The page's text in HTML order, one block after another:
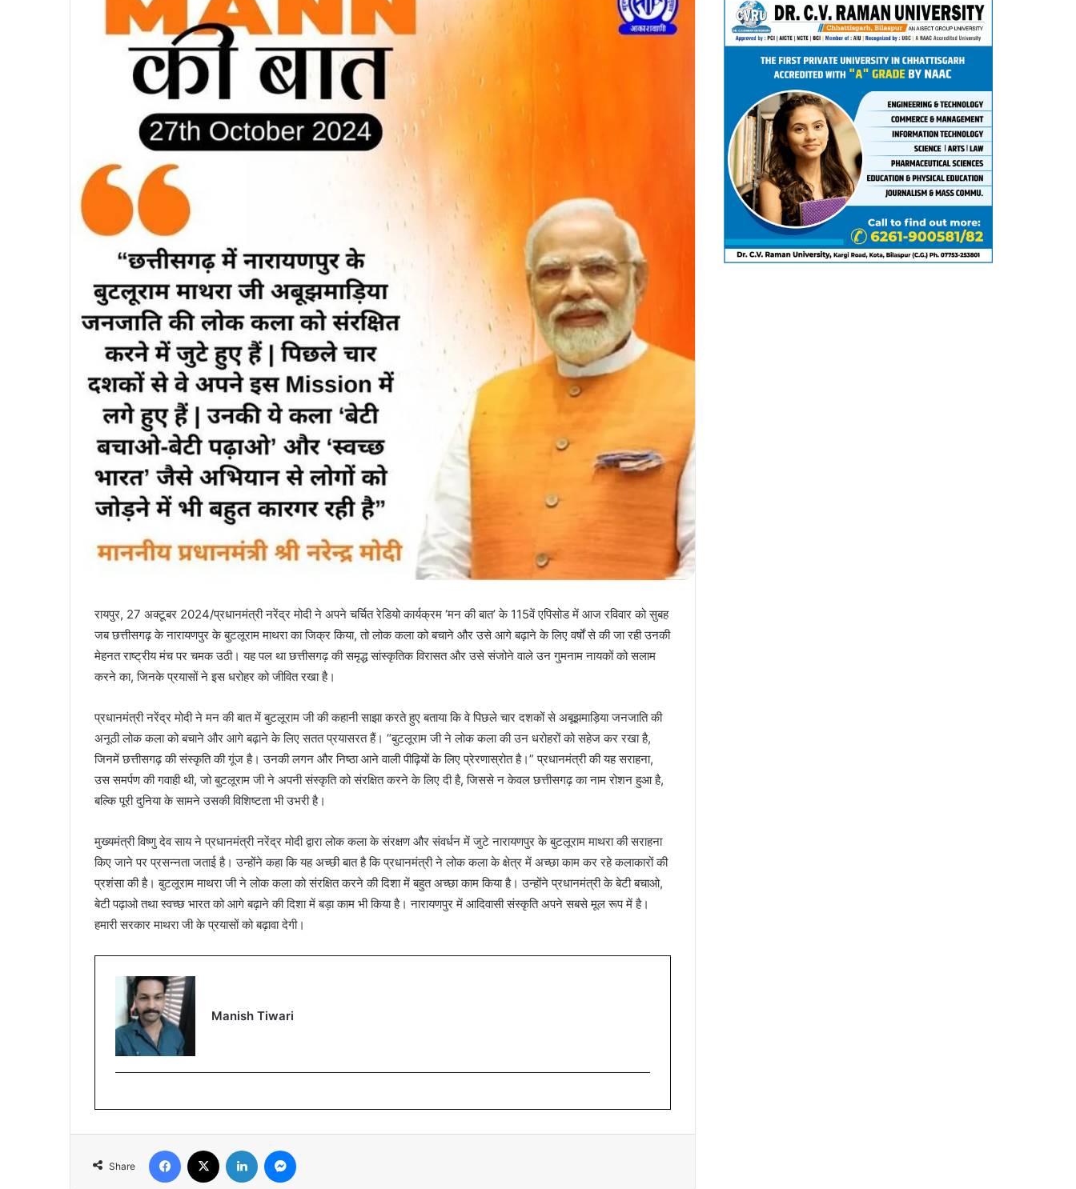
रायपुर, 27 अक्टूबर 2024/प्रधानमंत्री नरेंद्र मोदी ने अपने चर्चित रेडियो कार्यक्रम ‘मन की बात’ के 115वें एपिसोड में आज रविवार को सुबह
जब छत्तीसगढ़ के नारायणपुर के बुटलूराम माथरा का जिक्र किया, तो लोक कला को बचाने और उसे आगे बढ़ाने के लिए वर्षों से की जा रही उनकी
मेहनत राष्ट्रीय मंच पर चमक उठी। यह पल था छत्तीसगढ़ की समृद्ध सांस्कृतिक विरासत और उसे संजोने वाले उन गुमनाम नायकों को सलाम
करने का, जिनके प्रयासों ने इस धरोहर को जीवित रखा है।
प्रधानमंत्री नरेंद्र मोदी ने मन की बात में बुटलूराम जी की कहानी साझा करते हुए बताया कि वे पिछले चार दशकों से अबूझमाड़िया जनजाति की
अनूठी लोक कला को बचाने और आगे बढ़ाने के लिए सतत प्रयासरत हैं। “बुटलूराम जी ने लोक कला की उन धरोहरों को सहेज कर रखा है,
जिनमें छत्तीसगढ़ की संस्कृति की गूंज है। उनकी लगन और निष्ठा आने वाली पीढ़ियों के लिए प्रेरणास्रोत है।” प्रधानमंत्री की यह सराहना,
उस समर्पण की गवाही थी, जो बुटलूराम जी ने अपनी संस्कृति को संरक्षित करने के लिए दी है, जिससे न केवल छत्तीसगढ़ का नाम रोशन हुआ है,
बल्कि पूरी दुनिया के सामने उसकी विशिष्टता भी उभरी है।
मुख्यमंत्री विष्णु देव साय ने प्रधानमंत्री नरेंद्र मोदी द्वारा लोक कला के संरक्षण और संवर्धन में जुटे नारायणपुर के बुटलूराम माथरा की सराहना
किए जाने पर प्रसन्नता जताई है। उन्होंने कहा कि यह अच्छी बात है कि प्रधानमंत्री ने लोक कला के क्षेत्र में अच्छा काम कर रहे कलाकारों की
प्रशंसा की है। बुटलूराम माथरा जी ने लोक कला को संरक्षित करने की दिशा में बहुत अच्छा काम किया है। उन्होंने प्रधानमंत्री के बेटी बचाओ,
बेटी पढ़ाओ तथा स्वच्छ भारत को आगे बढ़ाने की दिशा में बड़ा काम भी किया है। नारायणपुर में आदिवासी संस्कृति अपने सबसे मूल रूप में है।
हमारी सरकार माथरा जी के प्रयासों को बढ़ावा देगी।
Manish Tiwari
Share
Facebook LinkedIn